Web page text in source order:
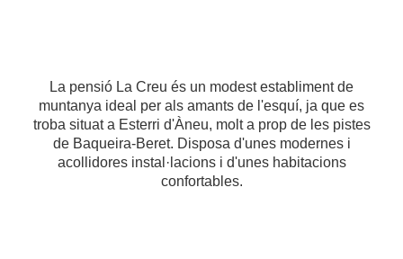
La pensió La Creu és un modest establiment de
muntanya ideal per als amants de l'esquí, ja que es
troba situat a Esterri d'Àneu, molt a prop de les pistes
de Baqueira-Beret. Disposa d'unes modernes i
acollidores instal·lacions i d'unes habitacions
confortables.